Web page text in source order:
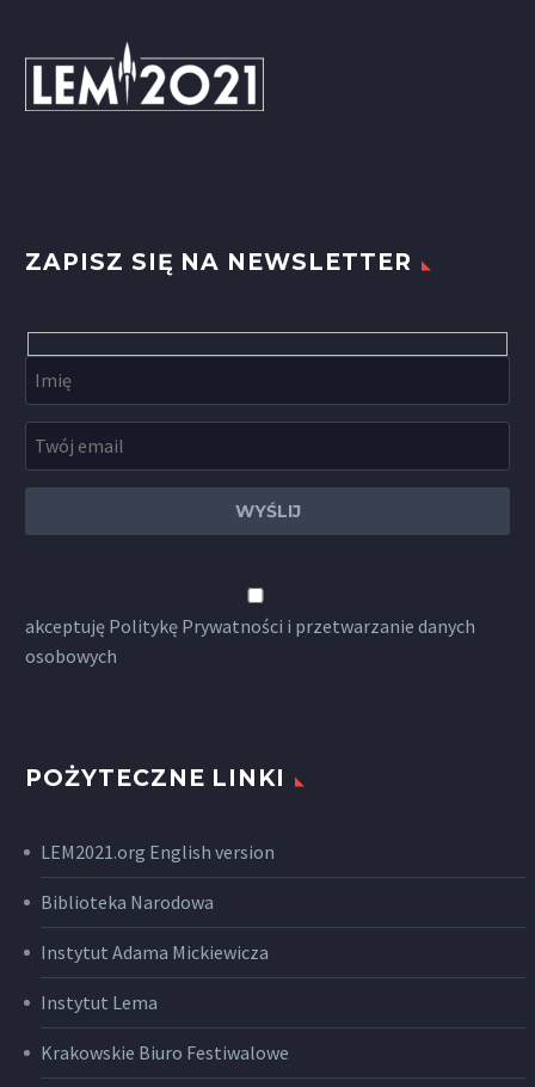
ZAPISZ SIĘ NA NEWSLETTER
akceptuję Politykę Prywatności i przetwarzanie danych
osobowych
POŻYTECZNE LINKI
LEM2021.org English version
Biblioteka Narodowa
Instytut Adama Mickiewicza
Instytut Lema
Krakowskie Biuro Festiwalowe